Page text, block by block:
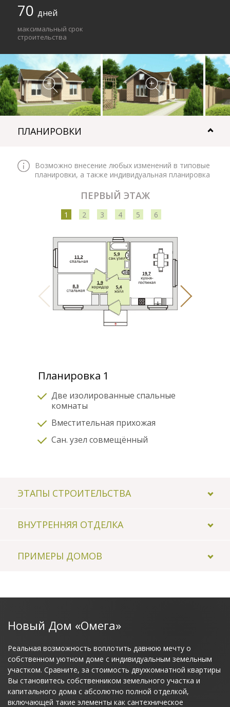
70 дней
максимальный срок
строительства
ПЛАНИРОВКИ
Возможно внесение любых изменений в типовые
планировки, а также индивидуальная планировка
ПЕРВЫЙ ЭТАЖ
1 2 3 4 5 6
Планировка 1
Две изолированные спальные
комнаты
Вместительная прихожая
Сан. узел совмещённый
ЭТАПЫ СТРОИТЕЛЬСТВА
Разработка грунта под фундамент
ВНУТРЕННЯЯ ОТДЕЛКА
ПРИМЕРЫ ДОМОВ
Новый Дом «Омега»
Реальная возможность воплотить давнюю мечту о
собственном уютном доме с индивидуальным земельным
участком. Сравните, за стоимость двухкомнатной квартиры
Вы становитесь собственником земельного участка и
капитального дома с абсолютно полной отделкой,
включающей такие элементы как сантехническое